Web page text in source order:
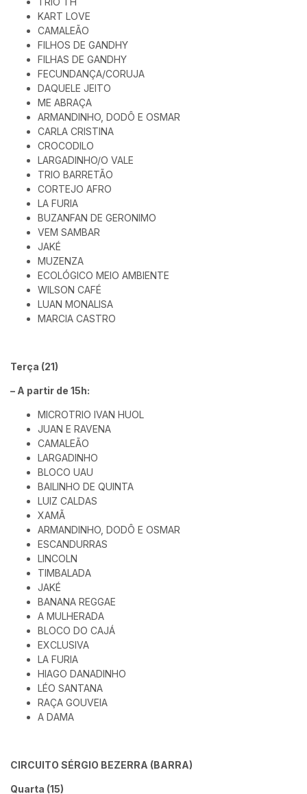
KART LOVE
CAMALEÃO
FILHOS DE GANDHY
FILHAS DE GANDHY
FECUNDANÇA/CORUJA
DAQUELE JEITO
ME ABRAÇA
ARMANDINHO, DODÔ E OSMAR
CARLA CRISTINA
CROCODILO
LARGADINHO/O VALE
TRIO BARRETÃO
CORTEJO AFRO
LA FURIA
BUZANFAN DE GERONIMO
VEM SAMBAR
JAKÉ
MUZENZA
ECOLÓGICO MEIO AMBIENTE
WILSON CAFÉ
LUAN MONALISA
MARCIA CASTRO
Terça (21)
– A partir de 15h:
MICROTRIO IVAN HUOL
JUAN E RAVENA
CAMALEÃO
LARGADINHO
BLOCO UAU
BAILINHO DE QUINTA
LUIZ CALDAS
XAMÃ
ARMANDINHO, DODÔ E OSMAR
ESCANDURRAS
LINCOLN
TIMBALADA
JAKÉ
BANANA REGGAE
A MULHERADA
BLOCO DO CAJÁ
EXCLUSIVA
LA FURIA
HIAGO DANADINHO
LÉO SANTANA
RAÇA GOUVEIA
A DAMA
CIRCUITO SÉRGIO BEZERRA (BARRA)
Quarta (15)